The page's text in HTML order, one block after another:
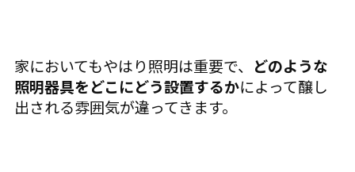
家においてもやはり照明は重要で、 どのような
照明器具をどこにどう設置するかによって醸し
出される雰囲気が違ってきます。